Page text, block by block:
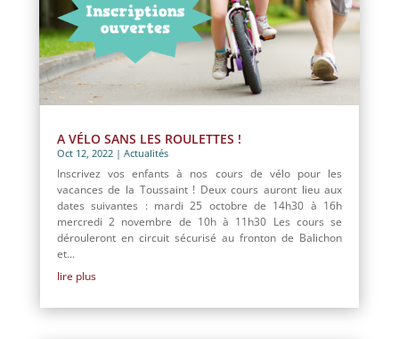
A VÉLO SANS LES ROULETTES !
Oct 12, 2022| Actualités
Inscrivez vos enfants à nos cours de vélo pour les
vacances de la Toussaint ! Deux cours auront lieu aux
dates suivantes : mardi 25 octobre de 14h30 à 16h
mercredi 2 novembre de 10h à 11h30 Les cours se
dérouleront en circuit sécurisé au fronton de Balichon
et...
lire plus